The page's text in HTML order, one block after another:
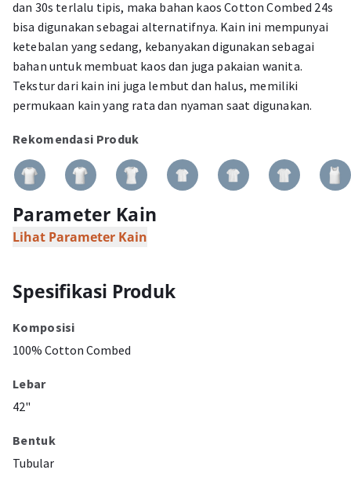
dan 30s terlalu tipis, maka bahan kaos Cotton Combed 24s
bisa digunakan sebagai alternatifnya. Kain ini mempunyai
ketebalan yang sedang, kebanyakan digunakan sebagai
bahan untuk membuat kaos dan juga pakaian wanita.
Tekstur dari kain ini juga lembut dan halus, memiliki
permukaan kain yang rata dan nyaman saat digunakan.
Rekomendasi Produk
Parameter Kain
Lihat Parameter Kain
Spesifikasi Produk
Komposisi
100% Cotton Combed
Lebar
42"
Bentuk
Tubular